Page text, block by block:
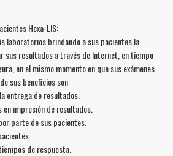
Hexa-LIS:
laboratorios brindando a sus pacientes la
sus resultados a través de Internet, en tiempo
en el mismo momento en que sus exámenes
sus beneficios son:
entrega de resultados.
en impresión de resultados.
parte de sus pacientes.
de respuesta.